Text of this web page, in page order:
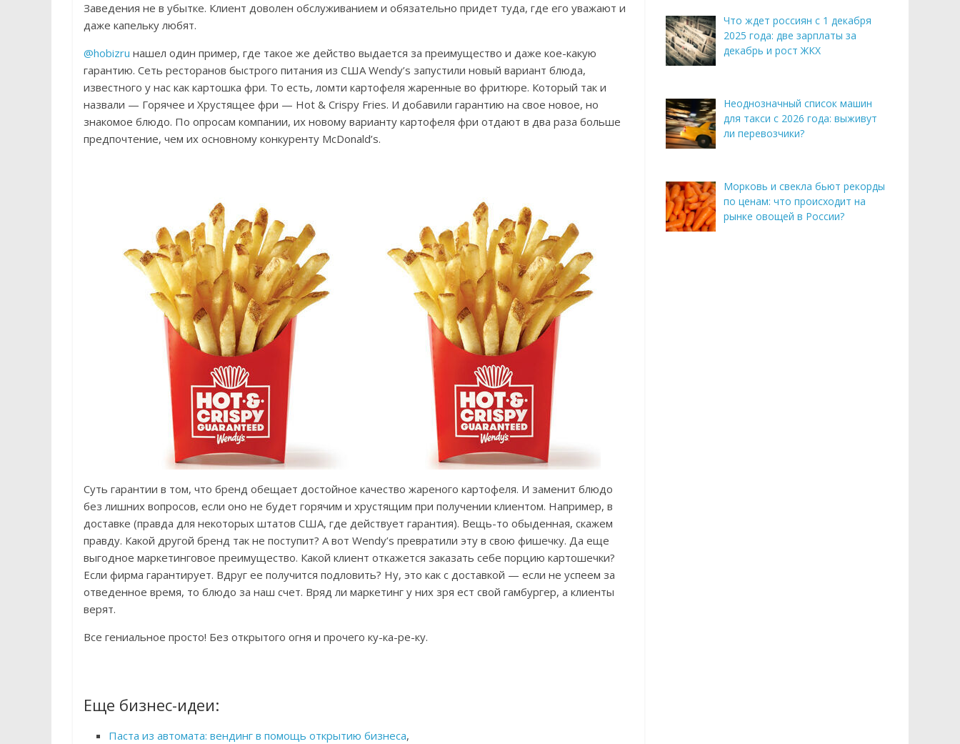
Заведения не в убытке. Клиент доволен обслуживанием и обязательно придет туда, где его уважают и
даже капельку любят.
@hobizru нашел один пример, где такое же действо выдается за преимущество и даже кое-какую
гарантию. Сеть ресторанов быстрого питания из США Wendy’s запустили новый вариант блюда,
известного у нас как картошка фри. То есть, ломти картофеля жаренные во фритюре. Который так и
назвали — Горячее и Хрустящее фри — Hot & Crispy Fries. И добавили гарантию на свое новое, но
знакомое блюдо. По опросам компании, их новому варианту картофеля фри отдают в два раза больше
предпочтение, чем их основному конкуренту McDonald’s.
Суть гарантии в том, что бренд обещает достойное качество жареного картофеля. И заменит блюдо
без лишних вопросов, если оно не будет горячим и хрустящим при получении клиентом. Например, в
доставке (правда для некоторых штатов США, где действует гарантия). Вещь-то обыденная, скажем
правду. Какой другой бренд так не поступит? А вот Wendy’s превратили эту в свою фишечку. Да еще
выгодное маркетинговое преимущество. Какой клиент откажется заказать себе порцию картошечки?
Если фирма гарантирует. Вдруг ее получится подловить? Ну, это как с доставкой — если не успеем за
отведенное время, то блюдо за наш счет. Вряд ли маркетинг у них зря ест свой гамбургер, а клиенты
верят.
Все гениальное просто! Без открытого огня и прочего ку-ка-ре-ку.
Еще бизнес-идеи:
Паста из автомата: вендинг в помощь открытию бизнеса,
Что ждет россиян с 1 декабря
2025 года: две зарплаты за
декабрь и рост ЖКХ
Неоднозначный список машин
для такси с 2026 года: выживут
ли перевозчики?
Морковь и свекла бьют рекорды
по ценам: что происходит на
рынке овощей в России?